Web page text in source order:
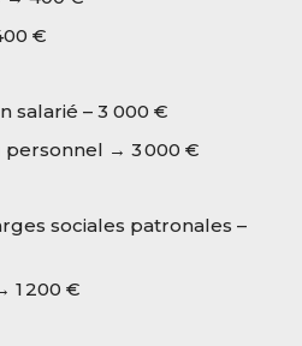
€
salarié – 3 000 €
personnel → 3 000 €
sociales patronales –
1 200 €